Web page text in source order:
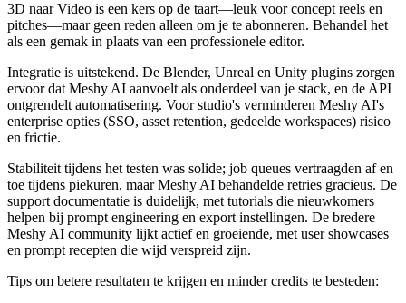
3D naar Video is een kers op de taart—leuk voor concept reels en
pitches—maar geen reden alleen om je te abonneren. Behandel het
als een gemak in plaats van een professionele editor.
Integratie is uitstekend. De Blender, Unreal en Unity plugins zorgen
ervoor dat Meshy AI aanvoelt als onderdeel van je stack, en de API
ontgrendelt automatisering. Voor studio's verminderen Meshy AI's
enterprise opties (SSO, asset retention, gedeelde workspaces) risico
en frictie.
Stabiliteit tijdens het testen was solide; job queues vertraagden af en
toe tijdens piekuren, maar Meshy AI behandelde retries gracieus. De
support documentatie is duidelijk, met tutorials die nieuwkomers
helpen bij prompt engineering en export instellingen. De bredere
Meshy AI community lijkt actief en groeiende, met user showcases
en prompt recepten die wijd verspreid zijn.
Tips om betere resultaten te krijgen en minder credits te besteden: